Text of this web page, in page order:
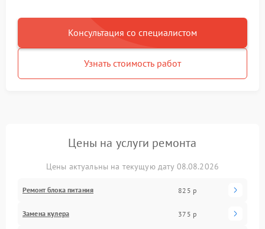
Консультация со специалистом
Узнать стоимость работ
Цены на услуги ремонта
Цены актуальны на текущую дату 08.08.2026
Ремонт блока питания 825 р
Замена кулера 375 р